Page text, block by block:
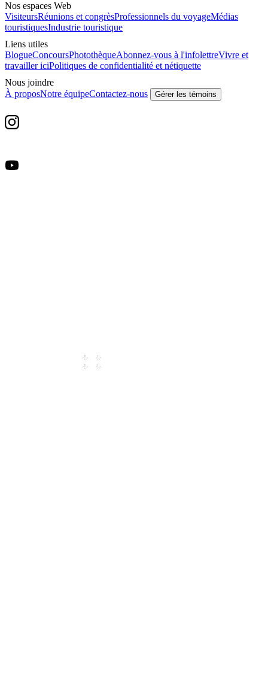
Nos espaces Web
VisiteursRéunions et congrèsProfessionnels du voyageMédias
touristiquesIndustrie touristique
Liens utiles
BlogueConcoursPhotothèqueAbonnez-vous à l'infolettreVivre et
travailler iciPolitiques de confidentialité et nétiquette
Nous joindre
À proposNotre équipeContactez-nous Gérer les témoins